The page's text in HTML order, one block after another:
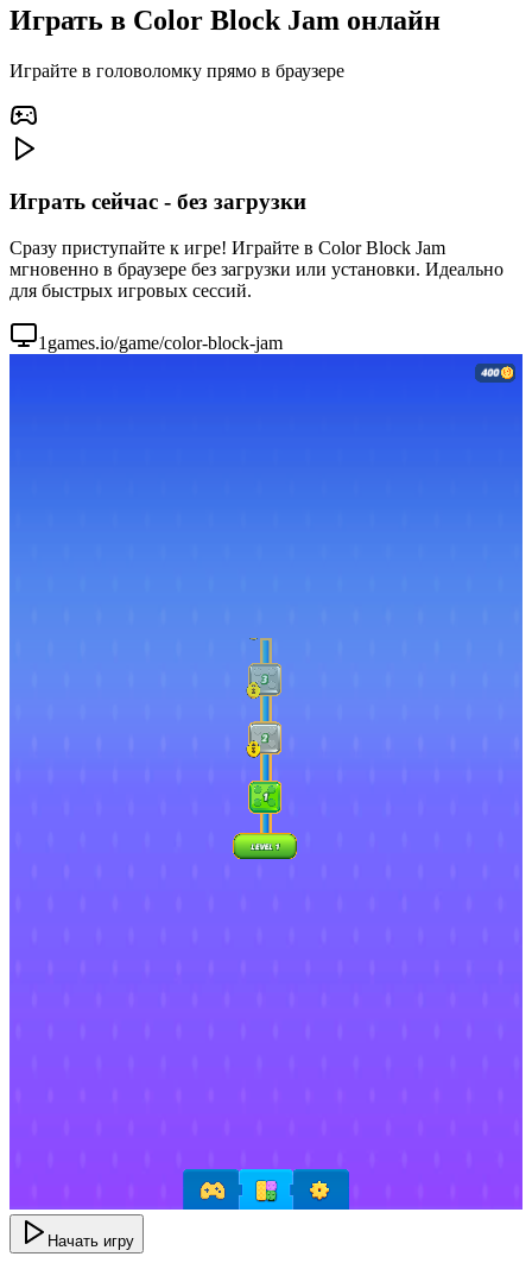
Играть в Color Block Jam онлайн
Играйте в головоломку прямо в браузере
Играть сейчас - без загрузки
Сразу приступайте к игре! Играйте в Color Block Jam
мгновенно в браузере без загрузки или установки. Идеально
для быстрых игровых сессий.
1games.io/game/color-block-jam
Начать игру